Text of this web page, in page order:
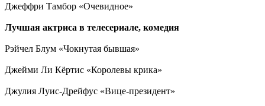
Джеффри Тамбор «Очевидное»
Лучшая актриса в телесериале, комедия
Рэйчел Блум «Чокнутая бывшая»
Джейми Ли Кёртис «Королевы крика»
Джулия Луис-Дрейфус «Вице-президент»